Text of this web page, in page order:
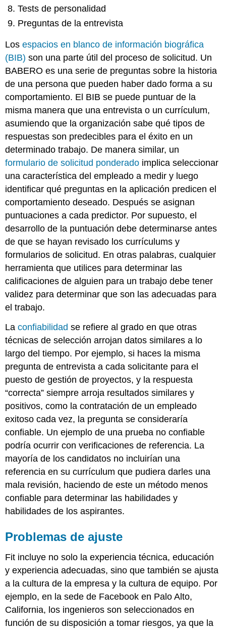
Tests de personalidad
Preguntas de la entrevista
Losespacios en blanco de información biográfica
(BIB) son una parte útil del proceso de solicitud. Un
BABERO es una serie de preguntas sobre la historia
de una persona que pueden haber dado forma a su
comportamiento. El BIB se puede puntuar de la
misma manera que una entrevista o un currículum,
asumiendo que la organización sabe qué tipos de
respuestas son predecibles para el éxito en un
determinado trabajo. De manera similar, un
formulario de solicitud ponderado implica seleccionar
una característica del empleado a medir y luego
identificar qué preguntas en la aplicación predicen el
comportamiento deseado. Después se asignan
puntuaciones a cada predictor. Por supuesto, el
desarrollo de la puntuación debe determinarse antes
de que se hayan revisado los currículums y
formularios de solicitud. En otras palabras, cualquier
herramienta que utilices para determinar las
calificaciones de alguien para un trabajo debe tener
validez para determinar que son las adecuadas para
el trabajo.
Laconfiabilidad se refiere al grado en que otras
técnicas de selección arrojan datos similares a lo
largo del tiempo. Por ejemplo, si haces la misma
pregunta de entrevista a cada solicitante para el
puesto de gestión de proyectos, y la respuesta
“correcta” siempre arroja resultados similares y
positivos, como la contratación de un empleado
exitoso cada vez, la pregunta se consideraría
confiable. Un ejemplo de una prueba no confiable
podría ocurrir con verificaciones de referencia. La
mayoría de los candidatos no incluirían una
referencia en su currículum que pudiera darles una
mala revisión, haciendo de este un método menos
confiable para determinar las habilidades y
habilidades de los aspirantes.
Problemas de ajuste
Fit incluye no solo la experiencia técnica, educación
y experiencia adecuadas, sino que también se ajusta
a la cultura de la empresa y la cultura de equipo. Por
ejemplo, en la sede de Facebook en Palo Alto,
California, los ingenieros son seleccionados en
función de su disposición a tomar riesgos, ya que la